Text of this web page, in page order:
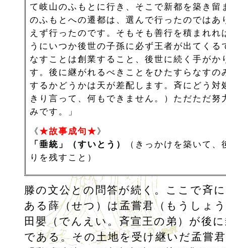
て岐山のふもとに行き、そこで新都を築き留
のふもとへの遷都は、選んで行ったのではあ
えず行ったのです。そもそも善行を積まれれ
うにいつか後世の子孫に必ず王者が出てくる
なすことは創業すること、後世に続く手がか
す。後に継がれるべきことをひたすらなすの
するかどうかは天が差配します。斉にどう対
きり言って、何もできません。）ただただ努
みです。」
《★故事成句★》
「垂統」（すいとう）
（きっかけを築いて
りを残すこと）
滕の文公との問答が続く。ここで斉
ある薛（せつ）は孟嘗君（もうしょ
田嬰（でんえい。斉宣王の弟）が後
である。その土地を受け継いだ孟嘗